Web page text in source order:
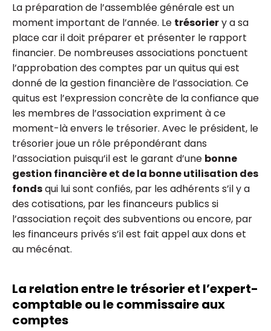
La préparation de l’assemblée générale est un
moment important de l’année. Le trésoriery a sa
place car il doit préparer et présenter le rapport
financier. De nombreuses associations ponctuent
l’approbation des comptes par un quitus qui est
donné de la gestion financière de l’association. Ce
quitus est l’expression concrète de la confiance que
les membres de l’association expriment à ce
moment-là envers le trésorier. Avec le président, le
trésorier joue un rôle prépondérant dans
l’association puisqu’il est le garant d’une bonne
gestion financière et de la bonne utilisation des
fondsqui lui sont confiés, par les adhérents s’il y a
des cotisations, par les financeurs publics si
l’association reçoit des subventions ou encore, par
les financeurs privés s’il est fait appel aux dons et
au mécénat.
La relation entre le trésorier et l’expert-
comptable ou le commissaire aux
comptes